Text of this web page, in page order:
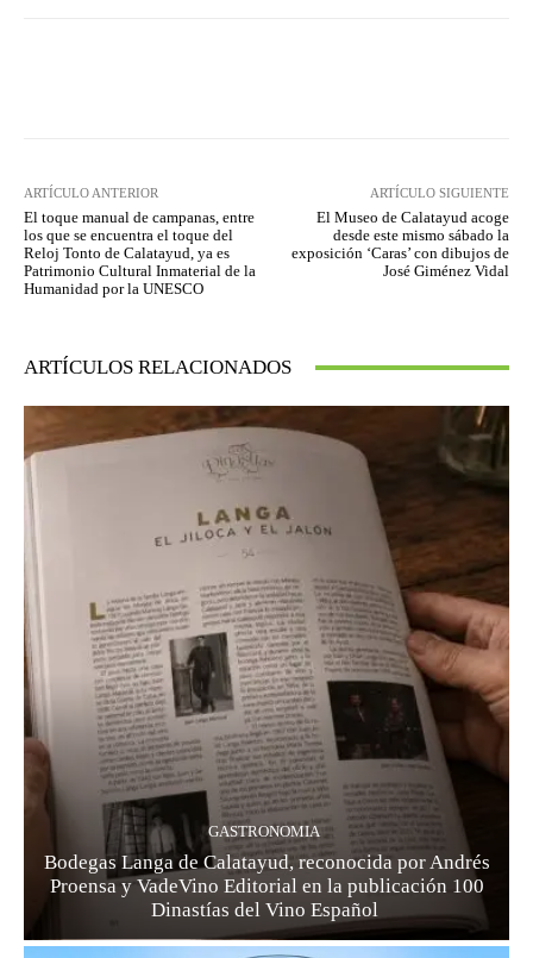
ARTÍCULO ANTERIOR
El toque manual de campanas, entre
los que se encuentra el toque del
Reloj Tonto de Calatayud, ya es
Patrimonio Cultural Inmaterial de la
Humanidad por la UNESCO
ARTÍCULO SIGUIENTE
El Museo de Calatayud acoge
desde este mismo sábado la
exposición ‘Caras’ con dibujos de
José Giménez Vidal
ARTÍCULOS RELACIONADOS
GASTRONOMIA
Bodegas Langa de Calatayud, reconocida por Andrés
Proensa y VadeVino Editorial en la publicación 100
Dinastías del Vino Español